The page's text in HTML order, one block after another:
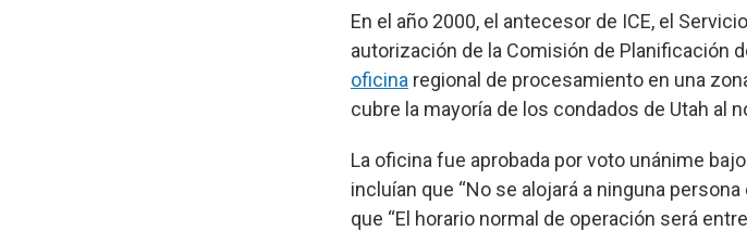
En el año 2000, el antecesor de ICE, el
autorización de la Comisión de Planificación
oficina regional de procesamiento en una
cubre la mayoría de los condados de Utah al
La oficina fue aprobada por voto unánime
incluían que “No se alojará a ninguna
que “El horario normal de operación será